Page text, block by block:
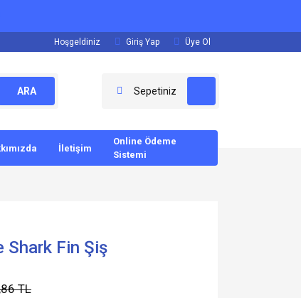
Hoşgeldiniz Giriş Yap Üye Ol
ARA Sepetiniz
İletişim
Online Ödeme
Sistemi
Shark Fin Şiş
TL